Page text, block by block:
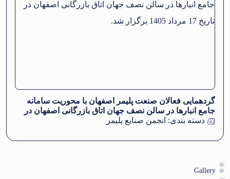
گردهمایی فعالان صنعت پلیمر اصفهان با محوریت سامانه
جامع انبارها در سالن نصف جهان اتاق بازرگانی اصفهان در
تاریخ 17 مرداد 1405 برگزار شد.دسته بندی: انجمن صنایع پلیمر
Gallery